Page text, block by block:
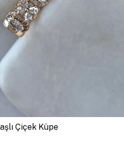
Çiçek Küpe